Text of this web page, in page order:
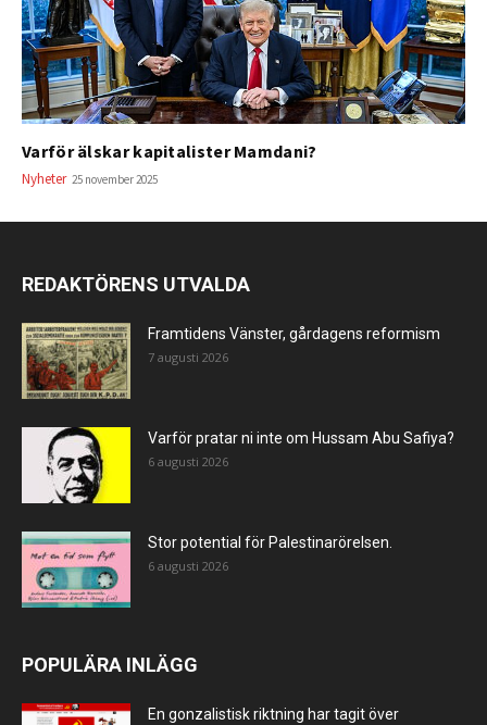
Varför älskar kapitalister Mamdani?
Nyheter 25 november 2025
REDAKTÖRENS UTVALDA
Framtidens Vänster, gårdagens reformism
7 augusti 2026
Varför pratar ni inte om Hussam Abu Safiya?
6 augusti 2026
Stor potential för Palestinarörelsen.
6 augusti 2026
POPULÄRA INLÄGG
En gonzalistisk riktning har tagit över